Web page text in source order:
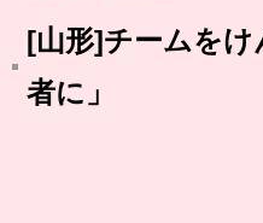
[山形]チームをけ
者に」